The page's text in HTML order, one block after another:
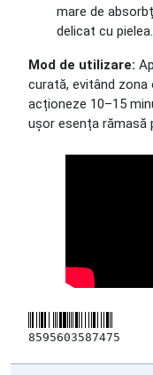
mare de
delicat cu pielea.
Mod de utilizare:
curată, evitând zona
acționeze 10–15
ușor esența rămasă
8595603587475